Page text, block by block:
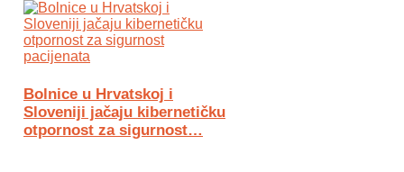
Bolnice u Hrvatskoj i
Sloveniji jačaju kibernetičku
otpornost za sigurnost…